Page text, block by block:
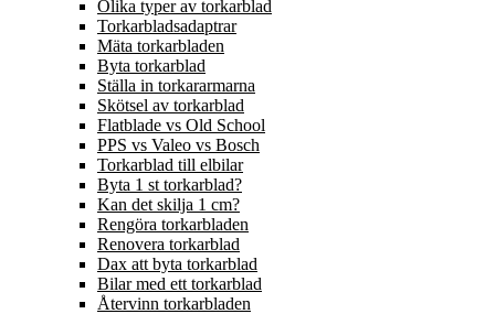
Olika typer av torkarblad
Torkarbladsadaptrar
Mäta torkarbladen
Byta torkarblad
Ställa in torkararmarna
Skötsel av torkarblad
Flatblade vs Old School
PPS vs Valeo vs Bosch
Torkarblad till elbilar
Byta 1 st torkarblad?
Kan det skilja 1 cm?
Rengöra torkarbladen
Renovera torkarblad
Dax att byta torkarblad
Bilar med ett torkarblad
Återvinn torkarbladen